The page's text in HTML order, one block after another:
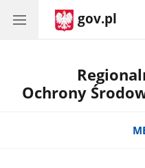
gov.pl
Ochrony